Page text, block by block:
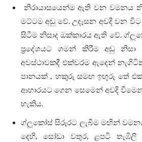
නිරායාසයෙන්ම ඇති වන වමනය
මට්ටම අඩු වේ. උදෑසන අවදි වන විට
සිටීම නිසාද ඔක්කාරය ඇති වේ.
ප‍්‍රදේශයට ගමන් කිරීම අඩු නිසා
අවස්ථාවකදී එක්වරම ඇදෙන්
පානයක් , හකුරු සමඟ ඉඟුරු තේ එකක්
ආහාරයට ගෙන සෙමෙන් අවදි
හැකිය.
ග්ලූකෝස් සිරුරට ලැබීම මඟින්
දෙහි, සෝඩා වතුර, ළපටි තැඹිලි